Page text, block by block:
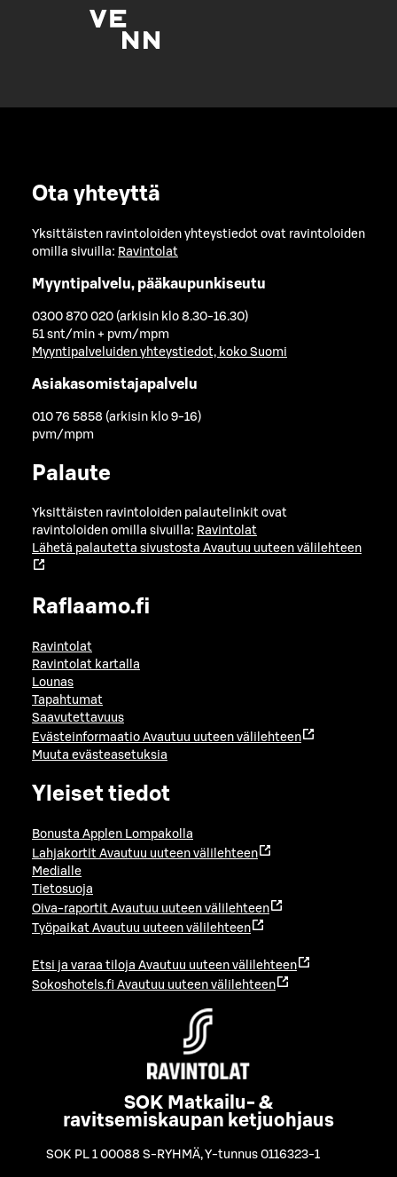
Ota yhteyttä
Yksittäisten ravintoloiden yhteystiedot ovat ravintoloiden
omilla sivuilla: Ravintolat
Myyntipalvelu, pääkaupunkiseutu
0300 870 020 (arkisin klo 8.30-16.30)
51 snt/min + pvm/mpm
Myyntipalveluiden yhteystiedot, koko Suomi
Asiakasomistajapalvelu
010 76 5858 (arkisin klo 9-16)
pvm/mpm
Palaute
Yksittäisten ravintoloiden palautelinkit ovat
ravintoloiden omilla sivuilla: Ravintolat
Lähetä palautetta sivustosta Avautuu uuteen välilehteen
Raflaamo.fi
Ravintolat
Ravintolat kartalla
Lounas
Tapahtumat
Saavutettavuus
Evästeinformaatio Avautuu uuteen välilehteen
Muuta evästeasetuksia
Yleiset tiedot
Bonusta Applen Lompakolla
Lahjakortit Avautuu uuteen välilehteen
Medialle
Tietosuoja
Oiva-raportit Avautuu uuteen välilehteen
Työpaikat Avautuu uuteen välilehteen
Etsi ja varaa tiloja Avautuu uuteen välilehteen
Sokoshotels.fi Avautuu uuteen välilehteen
SOK Matkailu- &
ravitsemiskaupan ketjuohjaus
SOK PL 1 00088 S-RYHMÄ,Y-tunnus 0116323-1